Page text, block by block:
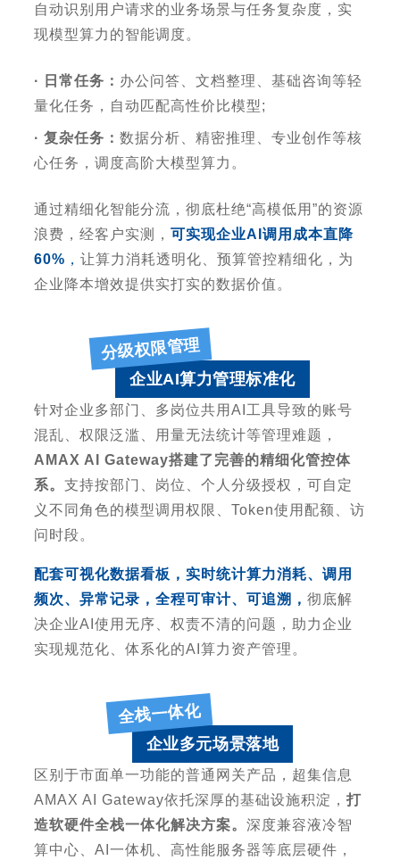
自动识别用户请求的业务场景与任务复杂度，实
现模型算力的智能调度。
· 日常任务： 办公问答、文档整理、基础咨询等轻
量化任务，自动匹配高性价比模型;
·复杂任务：数据分析、精密推理、专业创作等核
心任务，调度高阶大模型算力。
通过精细化智能分流，彻底杜绝“高模低用”的资源
浪费，经客户实测，可实现企业AI调用成本直降
60% ，让算力消耗透明化、预算管控精细化，为
企业降本增效提供实打实的数据价值。
分级权限管理
企业AI算力管理标准化
针对企业多部门、多岗位共用AI 工具导致的账号
混乱、权限泛滥、用量无法统计等管理难题，
AMAX AI Gateway搭建了完善的精细化管控体
系。支持按部门、岗位、个人分级授权，可自定
义不同角色的模型调用权限、Token使用配额、访
问时段。
配套可视化数据看板，实时统计算力消耗、调用
频次、异常记录，全程可审计、可追溯，彻底解
决企业AI使用无序、权责不清的问题，助力企业
实现规范化、体系化的AI算力资产管理。
全栈一体化
企业多元场景落地
区别于市面单一功能的普通网关产品，超集信息
AMAX AI Gateway依托深厚的基础设施积淀，打
造软硬件全栈一体化解决方案。深度兼容液冷智
算中心、AI一体机、高性能服务器等底层硬件，